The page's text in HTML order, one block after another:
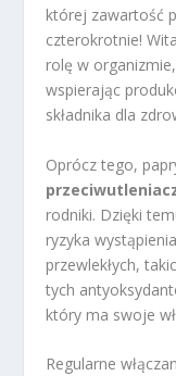
której zawartość
czterokrotnie!
rolę w
wspierając
składnika dla
Oprócz tego,
rodniki. Dzięki
ryzyka
przewlekłych,
tych
który ma swoje
Regularne